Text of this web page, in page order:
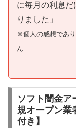
に毎月の利息
りました」
※個人の感想であ
ん
ソフト闇金ア
規オープン業
付き】